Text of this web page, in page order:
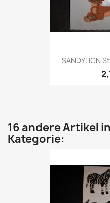
SANDYLION
16 andere Artikel
Kategorie: